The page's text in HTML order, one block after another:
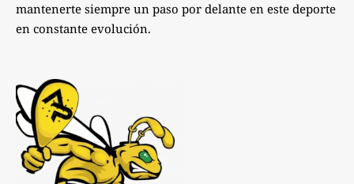
mantenerte siempre un paso por delante en este deporte
en constante evolución.